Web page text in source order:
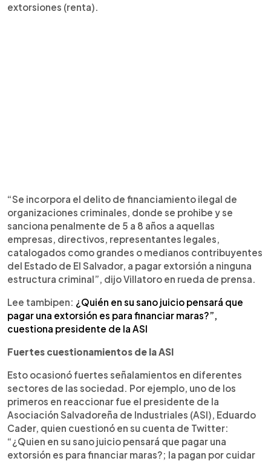
extorsiones (renta).
“Se incorpora el delito de financiamiento ilegal de
organizaciones criminales, donde se prohibe y se
sanciona penalmente de 5 a 8 años a aquellas
empresas, directivos, representantes legales,
catalogados como grandes o medianos contribuyentes
del Estado de El Salvador, a pagar extorsión a ninguna
estructura criminal”, dijo Villatoro en rueda de prensa.
Lee tambipen: ¿Quién en su sano juicio pensará que
pagar una extorsión es para financiar maras?”,
cuestiona presidente de la ASI
Fuertes cuestionamientos de la ASI
Esto ocasionó fuertes señalamientos en diferentes
sectores de las sociedad. Por ejemplo, uno de los
primeros en reaccionar fue el presidente de la
Asociación Salvadoreña de Industriales (ASI), Eduardo
Cader, quien cuestionó en su cuenta de Twitter:
“¿Quien en su sano juicio pensará que pagar una
extorsión es para financiar maras?; la pagan por cuidar